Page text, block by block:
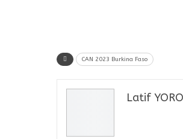
CAN 2023 Burkina Faso
Latif